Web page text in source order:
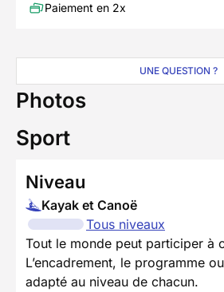
Paiement en 2x
UNE QUESTION ?
Photos
Sport
Niveau
Kayak et Canoë
Tous niveaux
Tout le monde peut participer à
L’encadrement, le programme
adapté au niveau de chacun.